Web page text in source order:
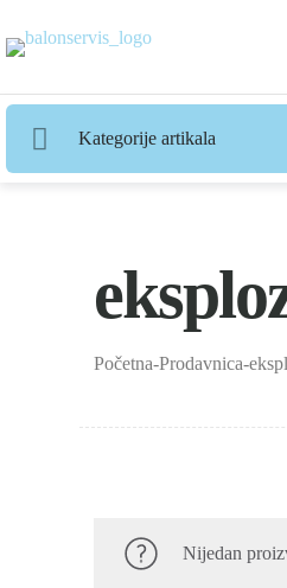
Kategorije artikala
Početna-Prodavnica-
Nijedan